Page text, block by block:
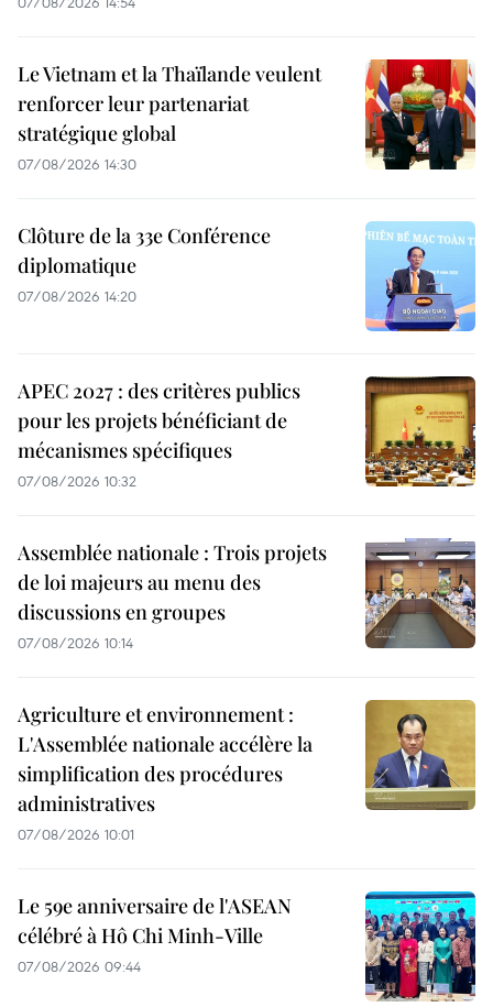
Le Vietnam et la Thaïlande veulent
renforcer leur partenariat
stratégique global
07/08/2026 14:30
Clôture de la 33e Conférence
diplomatique
07/08/2026 14:20
APEC 2027 : des critères publics
pour les projets bénéficiant de
mécanismes spécifiques
07/08/2026 10:32
Assemblée nationale : Trois projets
de loi majeurs au menu des
discussions en groupes
07/08/2026 10:14
Agriculture et environnement :
L'Assemblée nationale accélère la
simplification des procédures
administratives
07/08/2026 10:01
Le 59e anniversaire de l'ASEAN
célébré à Hô Chi Minh-Ville
07/08/2026 09:44